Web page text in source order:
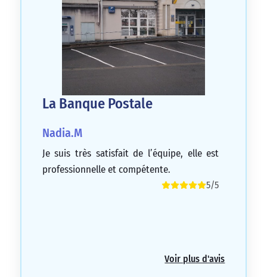
La Banque Postale
Nadia.M
Je suis très satisfait de l’équipe, elle est
professionnelle et compétente.
5/5
Voir plus d'avis